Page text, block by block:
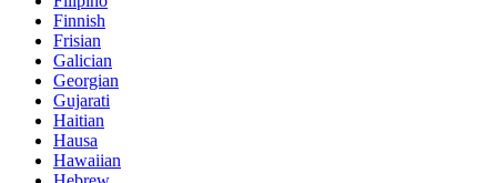
Finnish
Frisian
Galician
Georgian
Gujarati
Haitian
Hausa
Hawaiian